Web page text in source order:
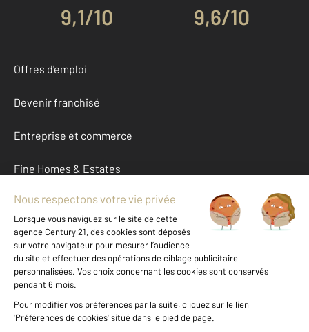
9,1/10 9,6/10
Offres d'emploi
Devenir franchisé
Entreprise et commerce
Fine Homes & Estates
À propos
International
Nous contacter